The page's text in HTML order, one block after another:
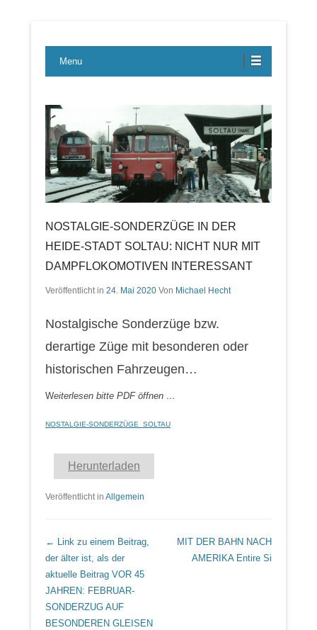
LBE-Express
Menu
NOSTALGIE-SONDERZÜGE IN DER
HEIDE-STADT SOLTAU: NICHT NUR MIT
DAMPFLOKOMOTIVEN INTERESSANT
Veröffentlicht in 24. Mai 2020 Von Michael Hecht
Nostalgische Sonderzüge bzw.
derartige Züge mit besonderen oder
historischen Fahrzeugen…
Weiterlesen bitte PDF öffnen …
NOSTALGIE-SONDERZÜGE_SOLTAU
Herunterladen
Veröffentlicht in Allgemein
Beitrags Übersicht
← Link zu einem Beitrag,
der älter ist, als der
aktuelle Beitrag VOR 45
JAHREN: FEBRUAR-
SONDERZUG AUF
BESONDEREN GLEISEN
MIT DER BAHN NACH
AMERIKA Entire Si